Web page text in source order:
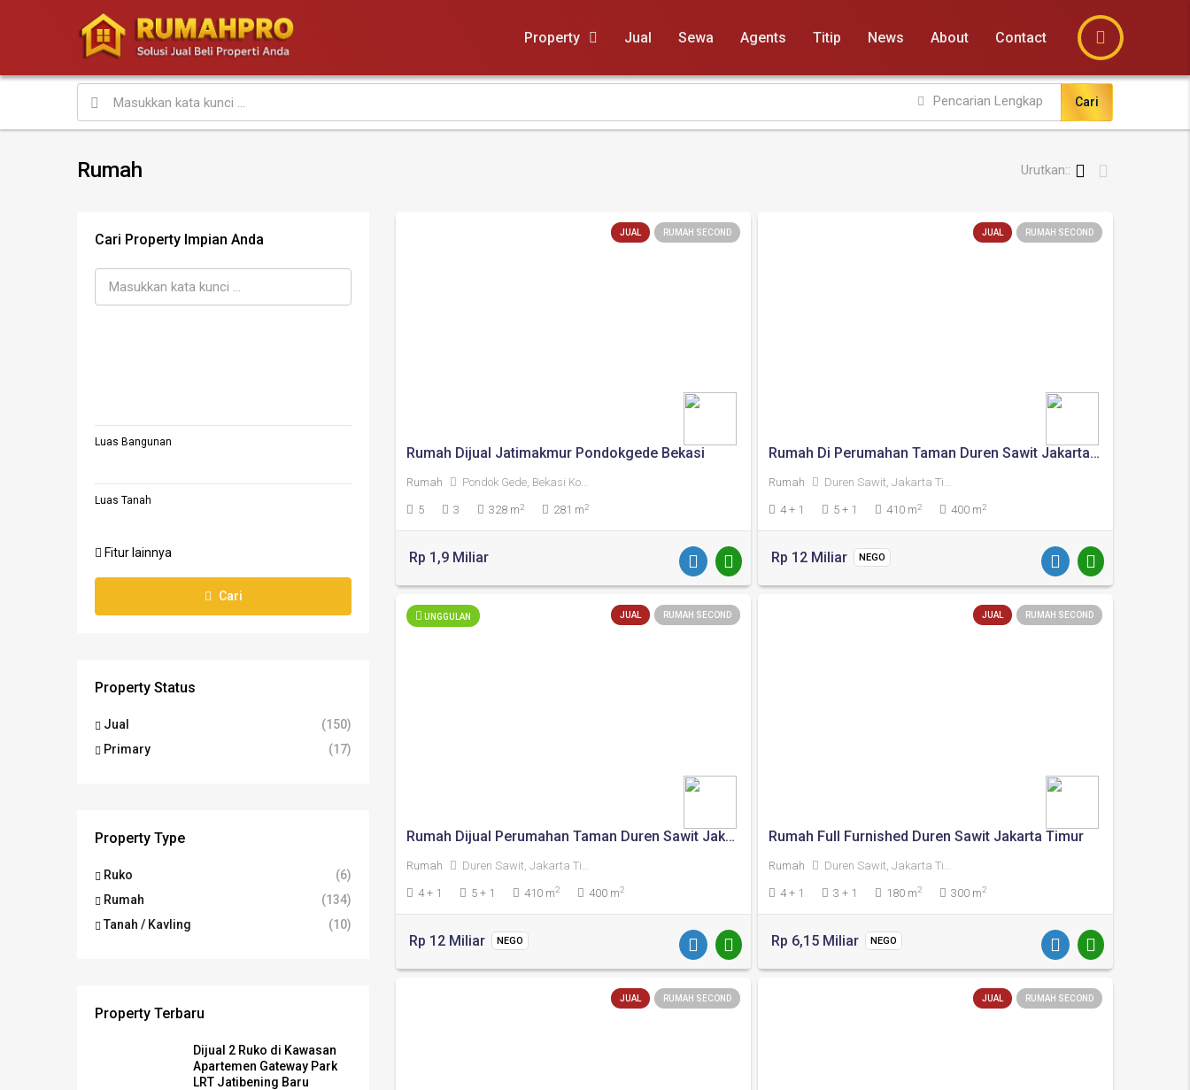
Property Jual Sewa Agents Titip News About Contact
Pencarian Lengkap Cari
Rumah Urutkan::
JUAL RUMAH SECOND
Rumah Dijual Jatimakmur Pondokgede Bekasi
Rumah Pondok Gede, Bekasi Kota
5 3 328 m2 281 m2
Rp 1,9 Miliar
JUAL RUMAH SECOND
Rumah Di Perumahan Taman Duren Sawit Jakarta Timur
Rumah Duren Sawit, Jakarta Timur
4 + 1 5 + 1 410 m2 400 m2
Rp 12 Miliar NEGO
UNGGULAN JUAL RUMAH SECOND
Rumah Dijual Perumahan Taman Duren Sawit Jakarta Timur
Rumah Duren Sawit, Jakarta Timur
4 + 1 5 + 1 410 m2 400 m2
Rp 12 Miliar NEGO
JUAL RUMAH SECOND
Rumah Full Furnished Duren Sawit Jakarta Timur
Rumah Duren Sawit, Jakarta Timur
4 + 1 3 + 1 180 m2 300 m2
Rp 6,15 Miliar NEGO
JUAL RUMAH SECOND JUAL RUMAH SECOND
Cari Property Impian Anda
Luas Bangunan
Luas Tanah
Fitur lainnya
Cari
Property Status
Jual
(150)
Primary
(17)
Property Type
Ruko
(6)
Rumah
(134)
Tanah / Kavling
(10)
Property Terbaru
Dijual 2 Ruko di Kawasan
Apartemen Gateway Park
LRT Jatibening Baru